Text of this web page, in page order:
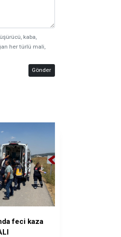
kaba,
her türlü mali,
Gönder
feci kaza